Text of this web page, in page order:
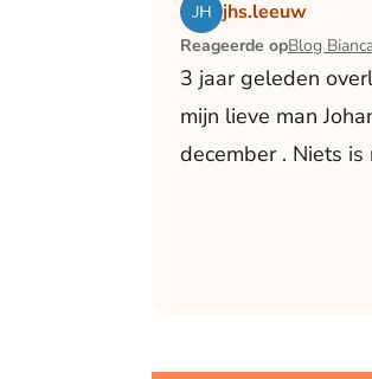
jhs.leeuw
Reageerde op
3 jaar geleden
mijn lieve man
december . Niets